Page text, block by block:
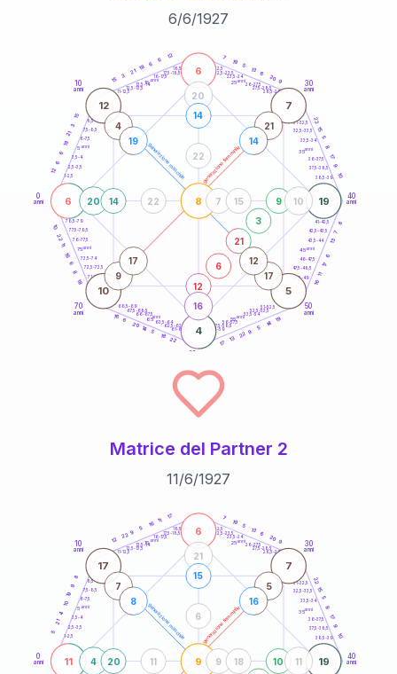
6/6/1927
generazione maschile generazione femminile
0
anni
10
anni
30
anni
40
anni
50
anni
60
70
anni
1-2,5
2,5-3,5
3,5-4
6-7,5
7,5-8,5
8,5-9
11-12,5
12,5-13,5
13,5-14
16-17,5
17,5-18,5
18,5-19
21-22,5
22,5-23,5
23,5-24
26-27,5
27,5-28,5
28,5-29
31-32,5
32,5-33,5
33,5-34
36-37,5
37,5-38,5
38,5-39
41-42,5
42,5-43,5
43,5-44
46-47,5
47,5-48,5
48,5-49
51-52,5
52,5-53,5
53,5-54
56-57,5
57,5-58,5
58,5-59
61-62,5
62,5-63,5
63,5-64
66-67,5
67,5-68,5
68,5-69
71-72,5
72,5-73,5
73,5-74
76-77,5
77,5-78,5
78,5-79
12
6
6
18
21
3
15
15
3
21
18
6
6
12 7
19 5
13
6
20
9
22
15
5
8
17
9
10
8
7
13
6
17
11
16
19
14
5
9
22
13
17
22
18
5
14
20
6
16
18
8
6
16
11
22
10
6
6
19
4
8
12 7
10 5
12
6
21
3
9
20
20
10
16
14
14
7 15
22
22
4
19
21
14
9
17
17
12
5anni
15 anni 25anni
35anni
45anni
55anni
65anni
75anni
Matrice del Partner 2
11/6/1927
generazione maschile generazione femminile
0
anni
10
anni
30
anni
40
anni
1-2,5
2,5-3,5
3,5-4
6-7,5
7,5-8,5
8,5-9
11-12,5
12,5-13,5
13,5-14
16-17,5
17,5-18,5
18,5-19 21-22,5
22,5-23,5
23,5-24
26-27,5
27,5-28,5
28,5-29
31-32,5
32,5-33,5
33,5-34
36-37,5
37,5-38,5
38,5-39
5
21
4
10
19
9
8
12
22 9
5
16 11
17 7
19 5
13
6
20
9
22
15
5
8
17
9
10
11
6
19
9
17 7
10
4
21
11
20
15
9 18
11
6
7
8
5
16
5anni
15 anni 25anni
35anni